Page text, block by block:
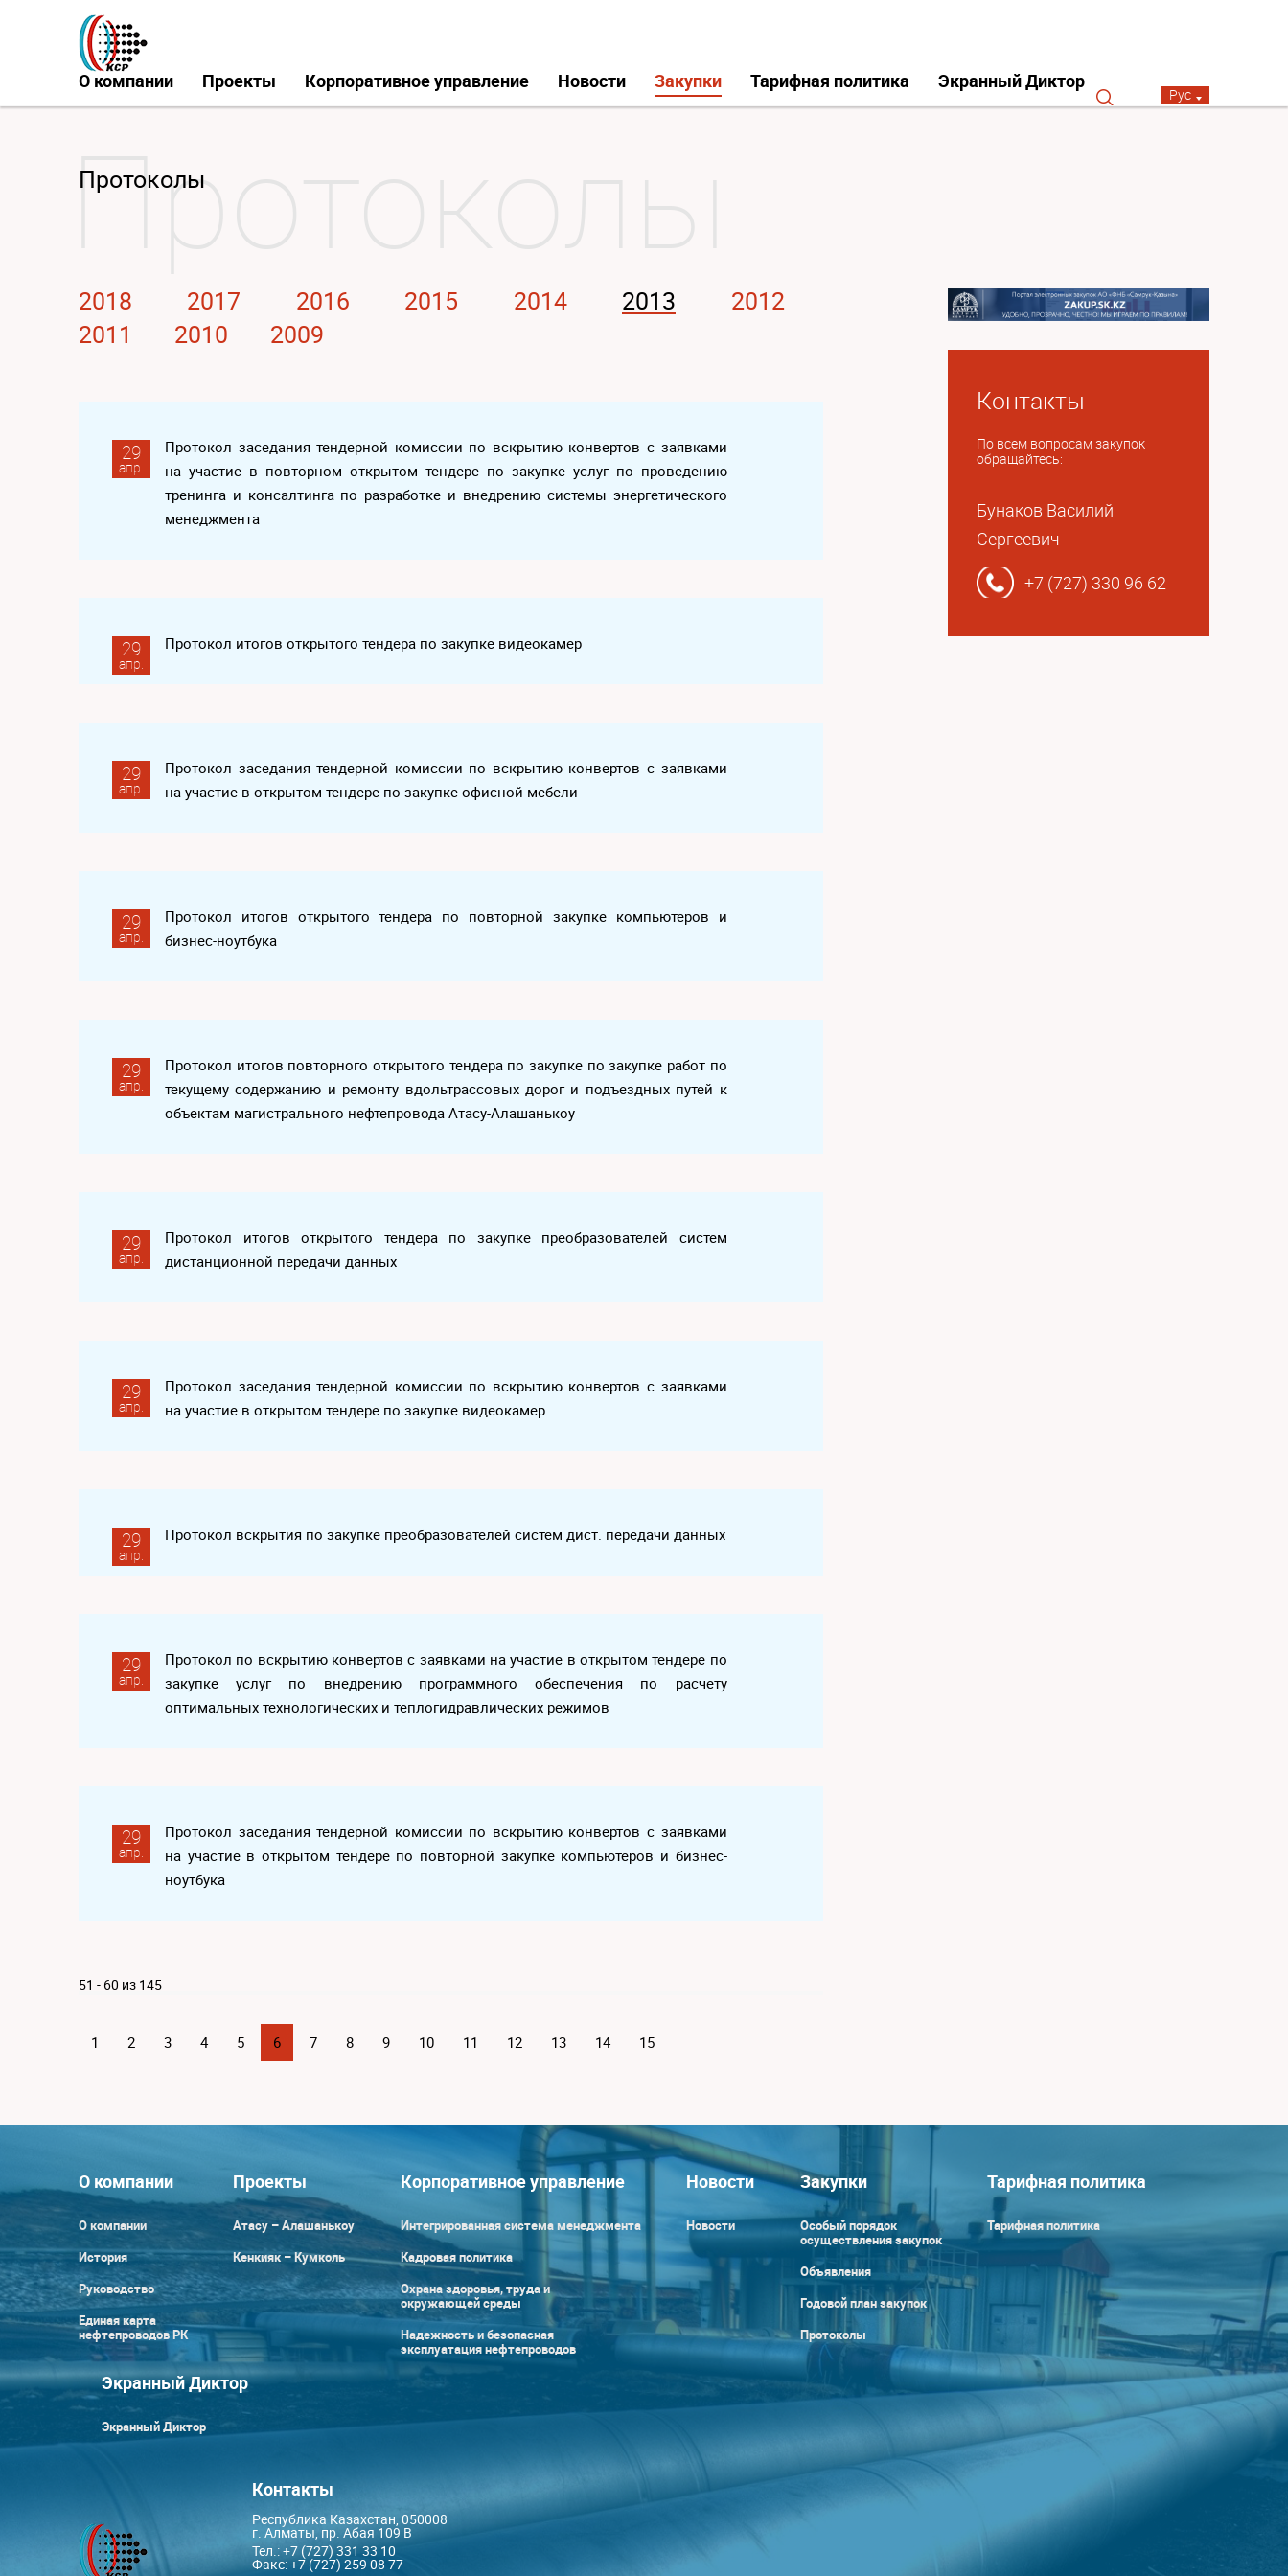
О компании Проекты Корпоративное управление Новости Закупки Тарифная политика Экранный Диктор
Рус
Протоколы
2018 2017 2016 2015 2014 2013
2012
2011
2010 2009
29
апр.
Протокол заседания тендерной комиссии по вскрытию конвертов с заявками
на участие в повторном открытом тендере по закупке услуг по проведению
тренинга и консалтинга по разработке и внедрению системы энергетического
менеджмента
29
апр.
Протокол итогов открытого тендера по закупке видеокамер
29
апр.
Протокол заседания тендерной комиссии по вскрытию конвертов с заявками
на участие в открытом тендере по закупке офисной мебели
29
апр.
Протокол итогов открытого тендера по повторной закупке компьютеров и
бизнес-ноутбука
29
апр.
Протокол итогов повторного открытого тендера по закупке по закупке работ по
текущему содержанию и ремонту вдольтрассовых дорог и подъездных путей к
объектам магистрального нефтепровода Атасу-Алашанькоу
29
апр.
Протокол итогов открытого тендера по закупке преобразователей систем
дистанционной передачи данных
29
апр.
Протокол заседания тендерной комиссии по вскрытию конвертов с заявками
на участие в открытом тендере по закупке видеокамер
29
апр.
Протокол вскрытия по закупке преобразователей систем дист. передачи данных
29
апр.
Протокол по вскрытию конвертов с заявками на участие в открытом тендере по
закупке услуг по внедрению программного обеспечения по расчету
оптимальных технологических и теплогидравлических режимов
29
апр.
Протокол заседания тендерной комиссии по вскрытию конвертов с заявками
на участие в открытом тендере по повторной закупке компьютеров и бизнес-
ноутбука
51 - 60 из 145
1 2 3 4 5 6 7 8 9 10 11 12 13 14 15
Контакты
По всем вопросам закупок
обращайтесь:
Бунаков Василий
Сергеевич
+7 (727) 330 96 62
О компании
О компании
История
Руководство
Единая карта
нефтепроводов РК
Проекты
Атасу – Алашанькоу
Кенкияк – Кумколь
Корпоративное управление
Интегрированная система менеджмента
Кадровая политика
Охрана здоровья, труда и
окружающей среды
Надежность и безопасная
эксплуатация нефтепроводов
Новости
Новости
Закупки
Особый порядок
осуществления закупок
Объявления
Годовой план закупок
Протоколы
Тарифная политика
Тарифная политика
Экранный Диктор
Экранный Диктор
Контакты
Республика Казахстан, 050008
г. Алматы, пр. Абая 109 В
Тел.: +7 (727) 331 33 10
Факс: +7 (727) 259 08 77